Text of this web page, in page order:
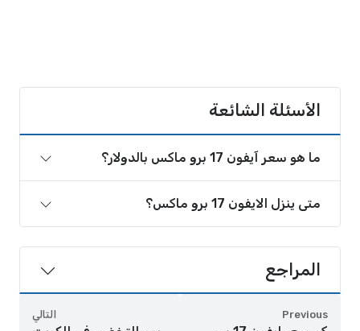
الأسئلة الشائعة
ما هو سعر آيفون 17 برو ماكس بالدولار؟
متى ينزل الايفون 17 برو ماكس؟
المراجع
Previous التالي